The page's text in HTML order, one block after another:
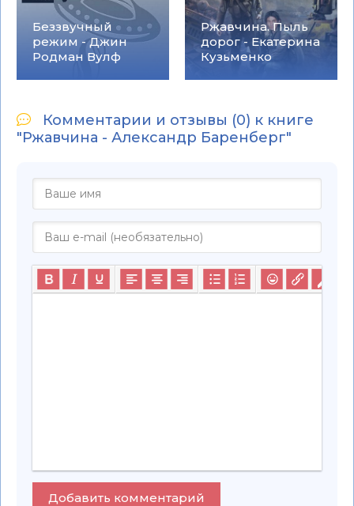
Беззвучный
режим - Джин
Родман Вулф
Ржавчина. Пыль
дорог - Екатерина
Кузьменко
Комментарии и отзывы (0) к книге
"Ржавчина - Александр Баренберг"
Добавить комментарий